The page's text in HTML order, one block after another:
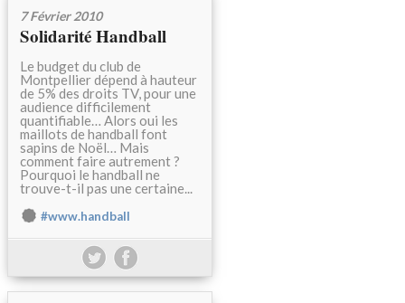
7 Février 2010
Solidarité Handball
Le budget du club de
Montpellier dépend à hauteur
de 5% des droits TV, pour une
audience difficilement
quantifiable… Alors oui les
maillots de handball font
sapins de Noël… Mais
comment faire autrement ?
Pourquoi le handball ne
trouve-t-il pas une certaine...
#www.handball